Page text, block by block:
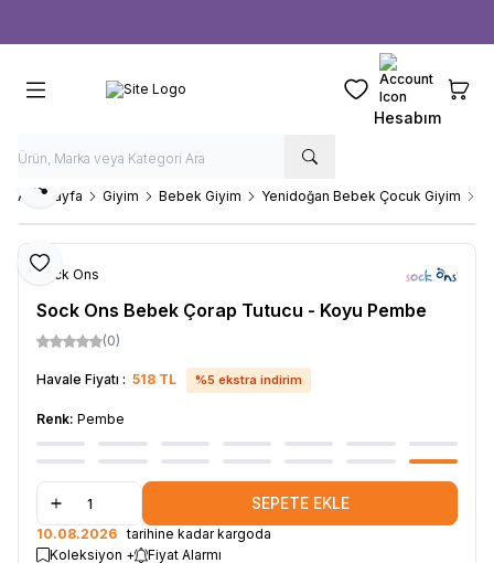
Favorilerim
Hesabım
Ana Sayfa Giyim Bebek Giyim Yenidoğan Bebek Çocuk Giyim
Favoriye Ekle
Paylaş
Sock Ons
Sock Ons Bebek Çorap Tutucu - Koyu Pembe
(0)
Havale Fiyatı : 518 TL %5 ekstra indirim
Renk: Pembe
SEPETE EKLE
10.08.2026 tarihine kadar kargoda
Koleksiyon +
Fiyat Alarmı